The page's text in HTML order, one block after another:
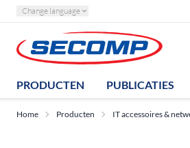
Change language
PRODUCTEN PUBLICATIES
Home Producten IT accessoires &